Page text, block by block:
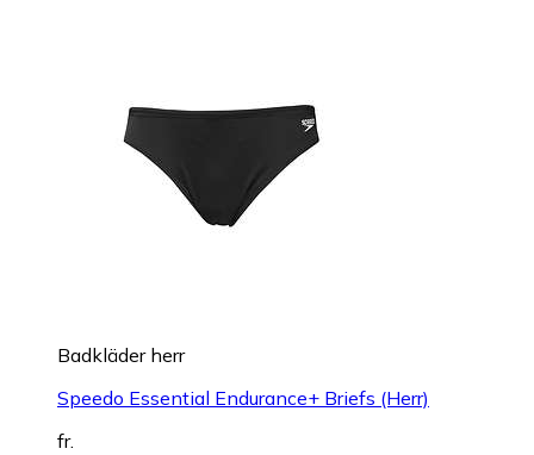
Badkläder herr
Speedo Essential Endurance+ Briefs (Herr)
fr.